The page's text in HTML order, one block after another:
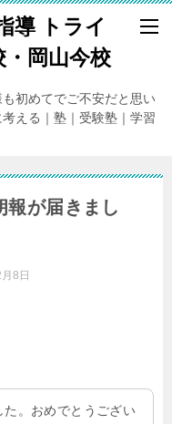
導 トライ
岡山今校
初めてでご不安だと思い
える｜塾｜受験塾｜学習
報が届きまし
8日
。おめでとうござい